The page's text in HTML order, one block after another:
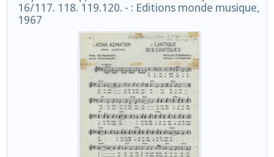
16/117. 118. 119.120. - : Editions monde musique,
1967